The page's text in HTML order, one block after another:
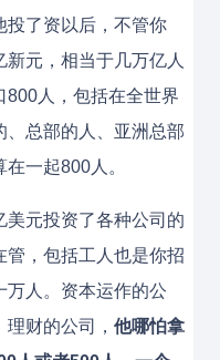
投了资以后，不管你
元，相当于几万亿人
800人，包括在全世界
、总部的人、亚洲总部
一起800人。
美元投资了各种公司的
管，包括工人也是你招
万人。资本运作的公
财的公司， 他哪怕拿